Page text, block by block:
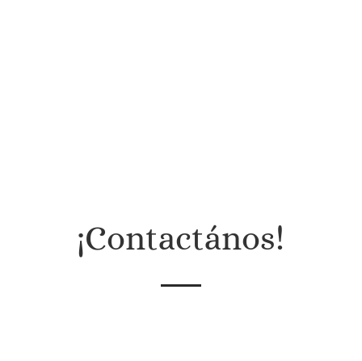
¡Contactános!